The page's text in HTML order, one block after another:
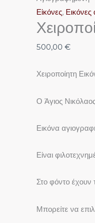
Εἰκόνες, Εικόνες
500,00 €
Χειροποίητη
Ο Άγιος
Εικόνα
Είναι
Στο φόντο
Μπορείτε να